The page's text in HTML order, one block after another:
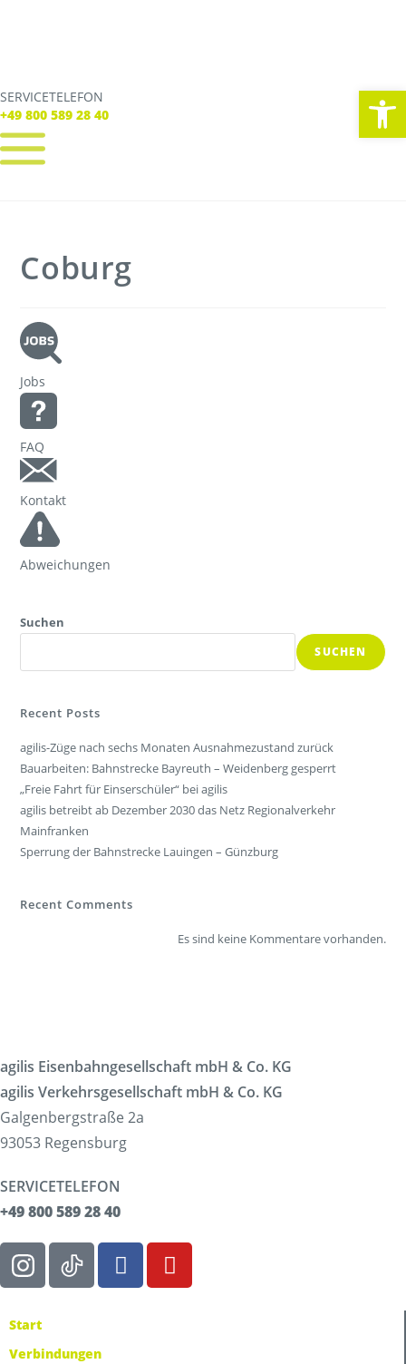
SERVICETELEFON
+49 800 589 28 40
SERVICE TELEFON
+49 800 589 28 40
Tickets
Freizeit
Coburg
Jobs
FAQ
Kontakt
Abweichungen
Suchen
SUCHEN
Recent Posts
agilis-Züge nach sechs Monaten Ausnahmezustand zurück
Bauarbeiten: Bahnstrecke Bayreuth – Weidenberg gesperrt
„Freie Fahrt für Einserschüler“ bei agilis
agilis betreibt ab Dezember 2030 das Netz Regionalverkehr
Mainfranken
Sperrung der Bahnstrecke Lauingen – Günzburg
Recent Comments
Es sind keine Kommentare vorhanden.
agilis Eisenbahngesellschaft mbH & Co. KG
agilis Verkehrsgesellschaft mbH & Co. KG
Galgenbergstraße 2a
93053 Regensburg
SERVICETELEFON
+49 800 589 28 40
Start
Verbindungen